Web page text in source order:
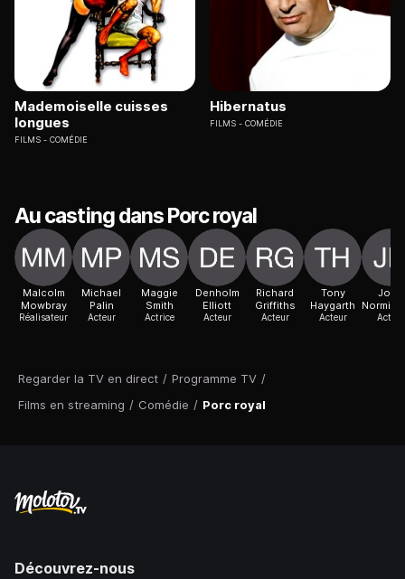
Regarder la TV en direct / Programme TV /
Films en streaming / Comédie / Porc royal
Mademoiselle cuisses
longues
FILMS COMÉDIE
Hibernatus
FILMS COMÉDIE
Au casting dans Porc royal
Malcolm
Mowbray
Réalisateur
Michael
Palin
Acteur
Maggie
Smith
Actrice
Denholm
Elliott
Acteur
Richard
Griffiths
Acteur
Tony
Haygarth
Acteur
John
Acteur
Découvrez-nous